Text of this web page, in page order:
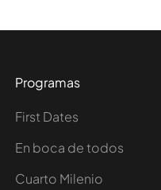
Programas
First Dates
En boca de todos
Cuarto Milenio